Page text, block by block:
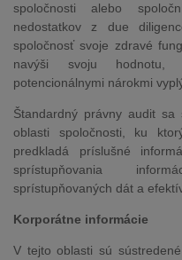
spoločnosti alebo
nedostatkov z due
spoločnosť svoje zdravé
navýši svoju hodnotu,
potencionálnymi nárokmi
Štandardný právny audit sa
oblasti spoločnosti, ku
predkladá príslušné
sprístupňovania
sprístupňovaných dát a
Korporátne informácie
V tejto oblasti sú